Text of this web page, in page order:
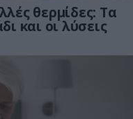
θερμίδες: Τα
και οι λύσεις